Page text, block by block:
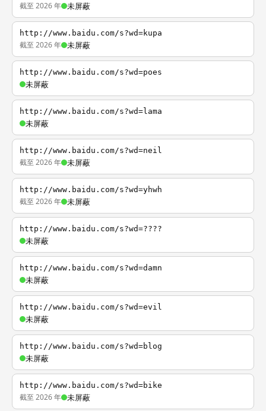
截至 2026 年 未屏蔽
http://www.baidu.com/s?wd=kupa
截至 2026 年 未屏蔽
http://www.baidu.com/s?wd=poes
未屏蔽
http://www.baidu.com/s?wd=lama
未屏蔽
http://www.baidu.com/s?wd=neil
截至 2026 年 未屏蔽
http://www.baidu.com/s?wd=yhwh
截至 2026 年 未屏蔽
http://www.baidu.com/s?wd=????
未屏蔽
http://www.baidu.com/s?wd=damn
未屏蔽
http://www.baidu.com/s?wd=evil
未屏蔽
http://www.baidu.com/s?wd=blog
未屏蔽
http://www.baidu.com/s?wd=bike
截至 2026 年 未屏蔽